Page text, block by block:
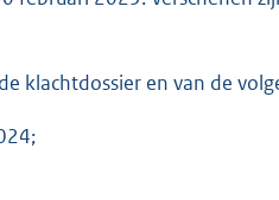
klachtdossier en van de